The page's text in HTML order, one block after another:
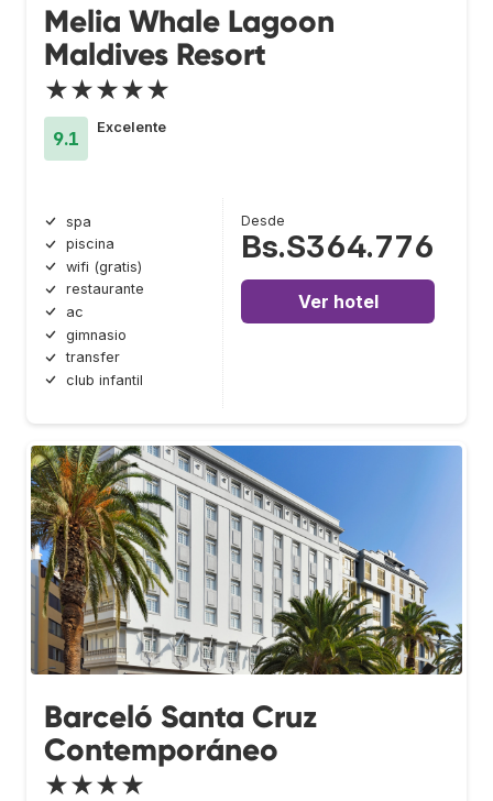
Melia Whale Lagoon
Maldives Resort
★★★★★
9.1
Excelente
spa
piscina
wifi (gratis)
restaurante
ac
gimnasio
transfer
club infantil
Desde
Bs.S364.776
Ver hotel
Barceló Santa Cruz
Contemporáneo
★★★★